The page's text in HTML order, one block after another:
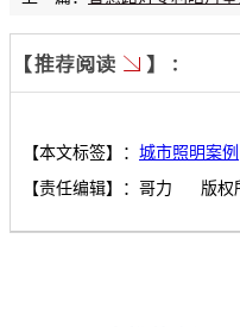
【本文标签】： 城市照明案例
【责任编辑】： 哥力 版权